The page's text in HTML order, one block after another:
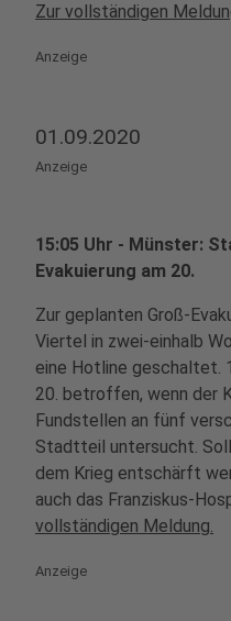
Zur vollständigen
Anzeige
01.09.2020
Anzeige
15:05 Uhr - Münster:
Evakuierung am 20.
Zur geplanten Groß-
Viertel in zwei-einhalb
eine Hotline geschaltet.
20. betroffen, wenn der
Fundstellen an fünf
Stadtteil untersucht.
dem Krieg entschärft
auch das Franziskus-
vollständigen Meldung.
Anzeige